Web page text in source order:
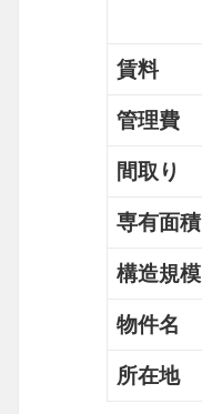
賃料
管理費
間取り
専有面積
構造規模
物件名
所在地